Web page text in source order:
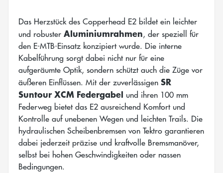
Das Herzstück des Copperhead E2 bildet ein leichter
und robuster Aluminiumrahmen, der speziell für
den E-MTB-Einsatz konzipiert wurde. Die interne
Kabelführung sorgt dabei nicht nur für eine
aufgeräumte Optik, sondern schützt auch die Züge vor
äußeren Einflüssen. Mit der zuverlässigen SR
Suntour XCM Federgabel und ihren 100 mm
Federweg bietet das E2 ausreichend Komfort und
Kontrolle auf unebenen Wegen und leichten Trails. Die
hydraulischen Scheibenbremsen von Tektro garantieren
dabei jederzeit präzise und kraftvolle Bremsmanöver,
selbst bei hohen Geschwindigkeiten oder nassen
Bedingungen.